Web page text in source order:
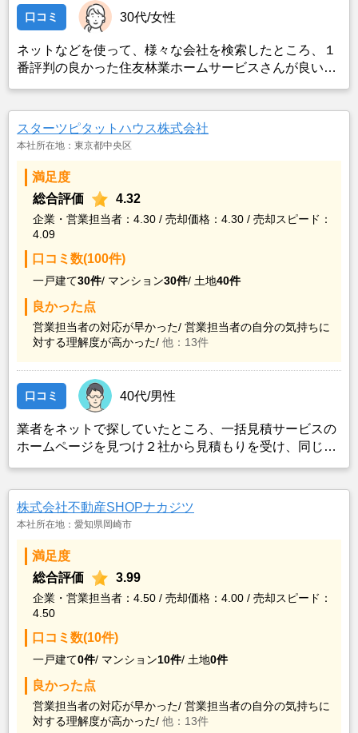
口コミ 30代/女性
ネットなどを使って、様々な会社を検索したところ、１
番評判の良かった住友林業ホームサービスさんが良いの
イスの影響もあった。
スターツピタットハウス株式会社
本社所在地：東京都中央区
満足度
総合評価
4.32
企業・営業担当者：4.30 / 売却価格：4.30 / 売却スピード：
4.09
口コミ数(100件)
一戸建て30件/ マンション30件/ 土地40件
良かった点
営業担当者の対応が早かった/ 営業担当者の自分の気持ちに
対する理解度が高かった/ 他：13件
口コミ 40代/男性
業者をネットで探していたところ、一括見積サービスの
ホームページを見つけ２社から見積もりを受け、同じ条
が決まったため。
株式会社不動産SHOPナカジツ
本社所在地：愛知県岡崎市
満足度
総合評価
3.99
企業・営業担当者：4.50 / 売却価格：4.00 / 売却スピード：
4.50
口コミ数(10件)
一戸建て0件/ マンション10件/ 土地0件
良かった点
営業担当者の対応が早かった/ 営業担当者の自分の気持ちに
対する理解度が高かった/ 他：13件